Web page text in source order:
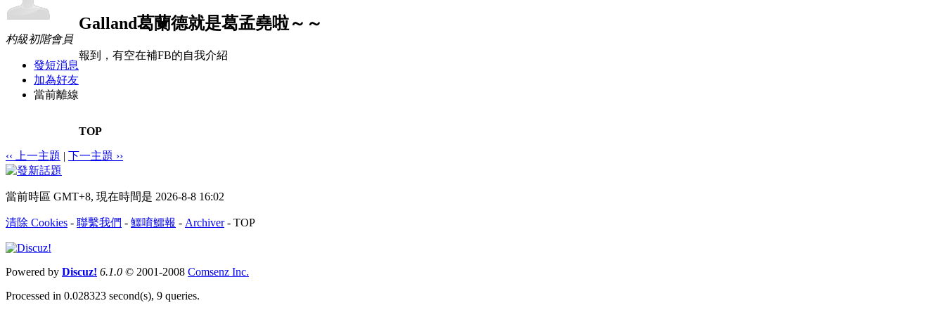
杓級初階會員
發短消息
加為好友
當前離線
Galland葛蘭德就是葛孟堯啦～～
報到，有空在補FB的自我介紹
TOP
‹‹ 上一主題 | 下一主題 ››
當前時區 GMT+8, 現在時間是 2026-8-8 16:02
清除 Cookies - 聯繫我們 - 鱷唷鱷報 - Archiver- TOP
Powered by Discuz! 6.1.0 © 2001-2008 Comsenz Inc.
Processed in 0.028323 second(s), 9 queries.